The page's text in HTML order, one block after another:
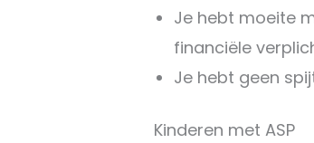
Je hebt moeite
financiële
Je hebt geen
Kinderen met ASP